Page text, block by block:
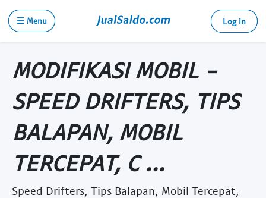
☰ Menu Log in
MODIFIKASI MOBIL -
SPEED DRIFTERS, TIPS
BALAPAN, MOBIL
TERCEPAT, C ...
Speed Drifters, Tips Balapan, Mobil Tercepat,